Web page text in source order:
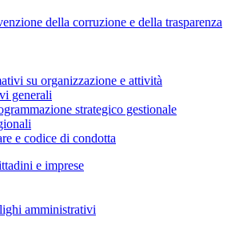
della corruzione e della trasparenza
su organizzazione e attività
generali
strategico gestionale
e codice di condotta
e imprese
amministrativi